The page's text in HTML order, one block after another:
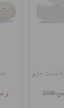
جلو
229